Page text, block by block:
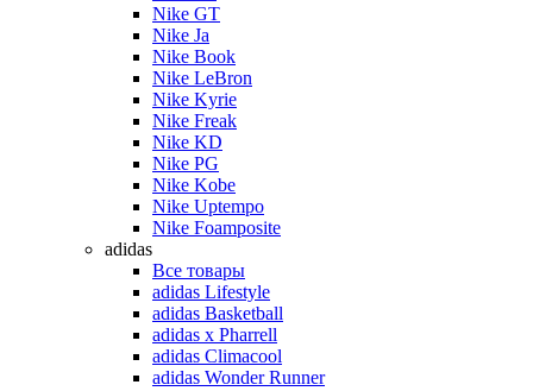
Nike GT
Nike Ja
Nike Book
Nike LeBron
Nike Kyrie
Nike Freak
Nike KD
Nike PG
Nike Kobe
Nike Uptempo
Nike Foamposite
adidas
Все товары
adidas Lifestyle
adidas Basketball
adidas x Pharrell
adidas Climacool
adidas Wonder Runner